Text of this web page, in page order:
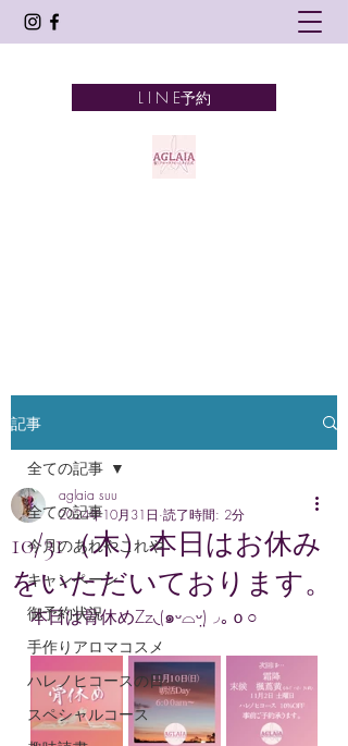
L I N E予約
記事
全ての記事
今月のあれやこれや
キャンペーン
御予約状況
手作りアロマコスメ
ハレノヒコースの日
スペシャルコース
全ての記事
10/31（木）本日はお休み
をいただいております。
aglaia suu
2024年10月31日 読了時間: 2分
本日は骨休めZz◟(๑ᵕ⌓ᵕ̤)◞｡ｏ○